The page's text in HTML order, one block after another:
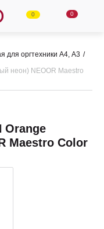
0 0
для оргтехники А4, А3
неон) NEOOR Maestro
Orange
Maestro Color